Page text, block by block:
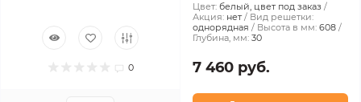
0
Цвет: белый, цвет под заказ
Акция: нет
Вид решетки:
однорядная
Высота в мм: 608
Глубина, мм: 30
7 460 руб.